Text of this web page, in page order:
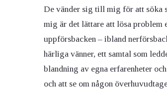
De vänder sig till mig för att söka
mig är det lättare att lösa problem
uppförsbacken – ibland
härliga vänner, ett samtal som
blandning av egna erfarenheter
och att se om någon